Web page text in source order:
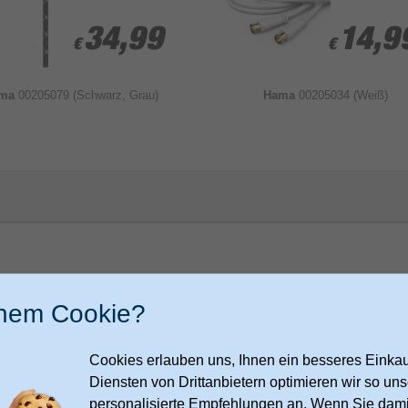
€ 34,99
€ 34,99
00205079 (Schwarz, Grau)
€
€
Hama 00205034 (Weiß)
KG
Cookie?
Cookies erlauben uns, Ihnen ein besseres
Diensten von Drittanbietern optimieren wir so
personalisierte Empfehlungen an. Wenn Sie